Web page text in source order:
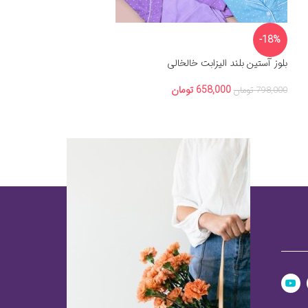
-18%
بلوز آستین بلند الیزابت خالخالی
798,000 تومان 658,000 تومان